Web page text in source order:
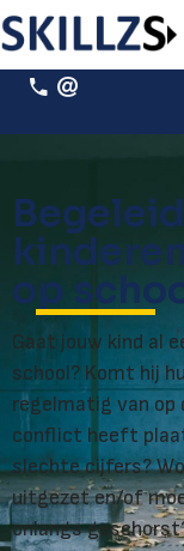
op
Gaat jouw kind al
school? Komt hij
regelmatig van op
conflict heeft
slechte cijfers?
uitgezet en/of
onlangs